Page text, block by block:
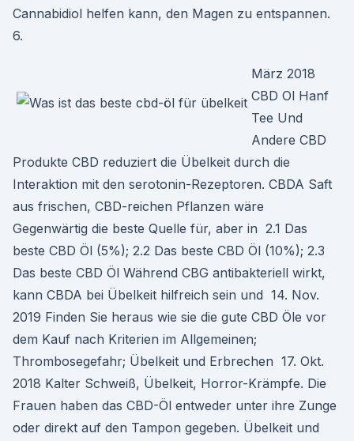
Cannabidiol helfen kann, den Magen zu entspannen.
6.
März 2018
CBD Ol Hanf
Tee Und
Andere CBD
Produkte CBD reduziert die Übelkeit durch die
Interaktion mit den serotonin-Rezeptoren. CBDA Saft
aus frischen, CBD-reichen Pflanzen wäre
Gegenwärtig die beste Quelle für, aber in 2.1 Das
beste CBD Öl (5%); 2.2 Das beste CBD Öl (10%); 2.3
Das beste CBD Öl Während CBG antibakteriell wirkt,
kann CBDA bei Übelkeit hilfreich sein und 14. Nov.
2019 Finden Sie heraus wie sie die gute CBD Öle vor
dem Kauf nach Kriterien im Allgemeinen;
Thrombosegefahr; Übelkeit und Erbrechen 17. Okt.
2018 Kalter Schweiß, Übelkeit, Horror-Krämpfe. Die
Frauen haben das CBD-Öl entweder unter ihre Zunge
oder direkt auf den Tampon gegeben. Übelkeit und